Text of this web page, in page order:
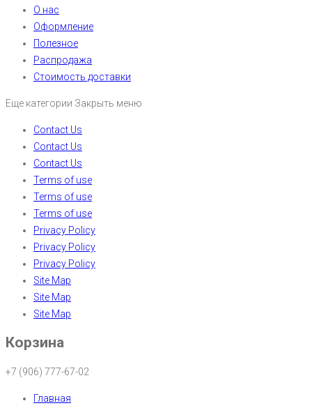
О нас
Оформление
Полезное
Распродажа
Стоимость доставки
Еще категории Закрыть меню
Contact Us
Contact Us
Contact Us
Terms of use
Terms of use
Terms of use
Privacy Policy
Privacy Policy
Privacy Policy
Site Map
Site Map
Site Map
Корзина
+7 (906) 777-67-02
Главная